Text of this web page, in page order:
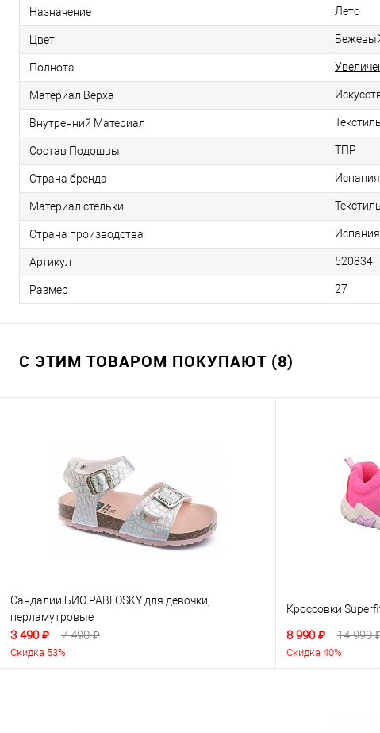
Назначение Лето
Цвет
Полнота
Материал Верха
Внутренний Материал Текстиль
Состав Подошвы ТПР
Страна бренда Испания
Материал стельки Текстиль
Страна производства Испания
Артикул 520834
Размер 27
С ЭТИМ ТОВАРОМ ПОКУПАЮТ (8)
Сандалии БИО PABLOSKY для девочки,
перламутровые
3 490 ₽ 7 490 ₽
Скидка 53%
Кроссовки
8 990 ₽ 14 990
Скидка 40%